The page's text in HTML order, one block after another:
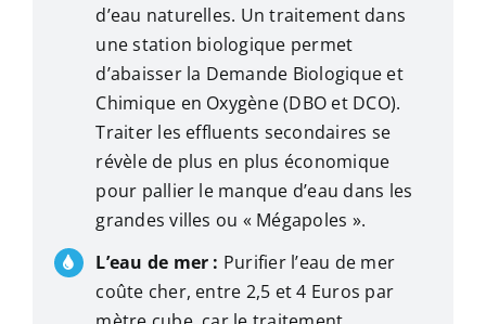
d’eau naturelles. Un traitement dans
une station biologique permet
d’abaisser la Demande Biologique et
Chimique en Oxygène (DBO et DCO).
Traiter les effluents secondaires se
révèle de plus en plus économique
pour pallier le manque d’eau dans les
grandes villes ou « Mégapoles ».
L’eau de mer : Purifier l’eau de mer
coûte cher, entre 2,5 et 4 Euros par